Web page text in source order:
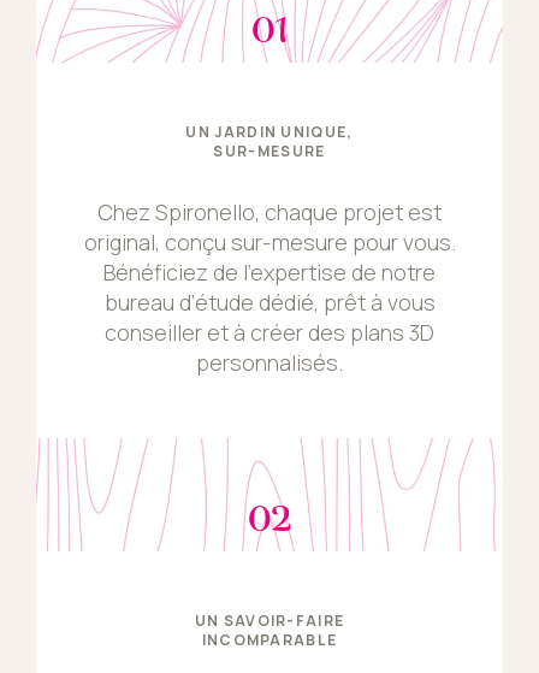
01
UN JARDIN UNIQUE,
SUR-MESURE
Chez Spironello, chaque projet est
original, conçu sur-mesure pour vous.
Bénéficiez de l’expertise de notre
bureau d’étude dédié, prêt à vous
conseiller et à créer des plans 3D
personnalisés.
02
UN SAVOIR-FAIRE
INCOMPARABLE